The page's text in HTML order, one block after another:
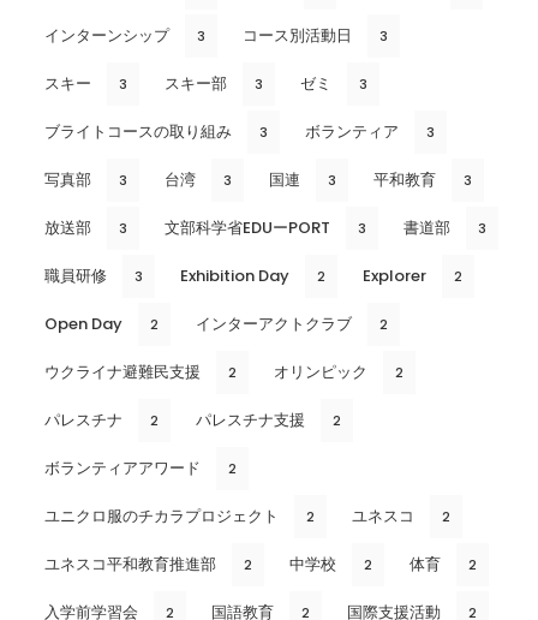
インターンシップ 3 コース別活動日 3
スキー 3 スキー部 3 ゼミ 3
ブライトコースの取り組み 3 ボランティア 3
写真部 3 台湾 3 国連 3 平和教育 3
放送部 3 文部科学省EDUーPORT 3 書道部 3
職員研修 3 Exhibition Day 2 Explorer 2
Open Day 2 インターアクトクラブ 2
ウクライナ避難民支援 2 オリンピック 2
パレスチナ 2 パレスチナ支援 2
ボランティアアワード 2
ユニクロ服のチカラプロジェクト 2 ユネスコ 2
ユネスコ平和教育推進部 2 中学校 2 体育 2
入学前学習会 2 国語教育 2 国際支援活動 2